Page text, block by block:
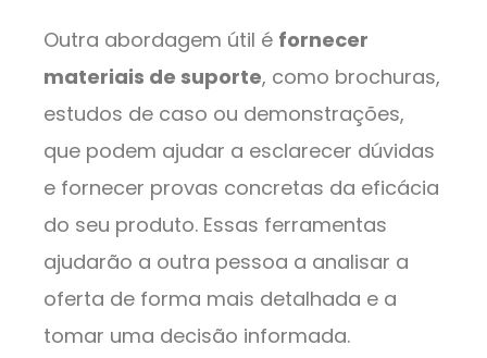
Outra abordagem útil é fornecer
materiais de suporte, como brochuras,
estudos de caso ou demonstrações,
que podem ajudar a esclarecer dúvidas
e fornecer provas concretas da eficácia
do seu produto. Essas ferramentas
ajudarão a outra pessoa a analisar a
oferta de forma mais detalhada e a
tomar uma decisão informada.